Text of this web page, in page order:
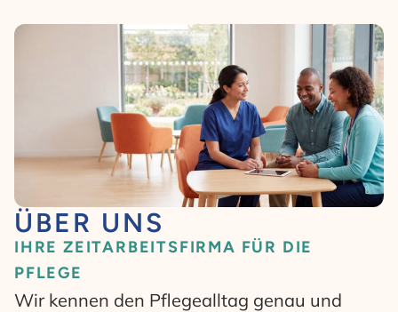
ÜBER UNS
IHRE ZEITARBEITSFIRMA FÜR DIE
PFLEGE
Wir kennen den Pflegealltag genau und